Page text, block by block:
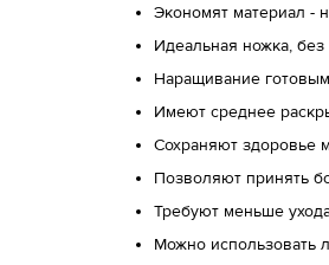
Экономят материал -
Идеальная ножка,
Наращивание
Имеют среднее
Сохраняют здоровье
Позволяют принять
Требуют меньше
Можно использовать